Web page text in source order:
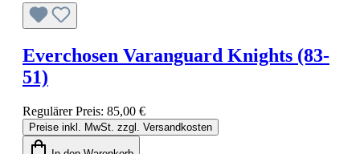
Everchosen Varanguard Knights (83-
51)
Regulärer Preis: 85,00 €
Preise inkl. MwSt. zzgl. Versandkosten